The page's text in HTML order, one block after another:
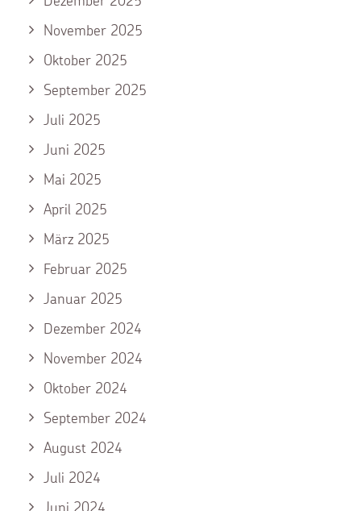
November 2025
Oktober 2025
September 2025
Juli 2025
Juni 2025
Mai 2025
April 2025
März 2025
Februar 2025
Januar 2025
Dezember 2024
November 2024
Oktober 2024
September 2024
August 2024
Juli 2024